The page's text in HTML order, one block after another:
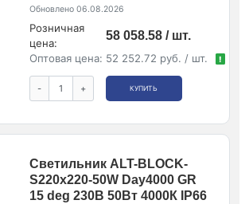
Обновлено 06.08.2026
Розничная
цена:
58 058.58 / шт.
Оптовая цена: 52 252.72 руб. / шт. !
- + КУПИТЬ
Светильник ALT-BLOCK-
S220x220-50W Day4000 GR
15 deg 230В 50Вт 4000К IP66